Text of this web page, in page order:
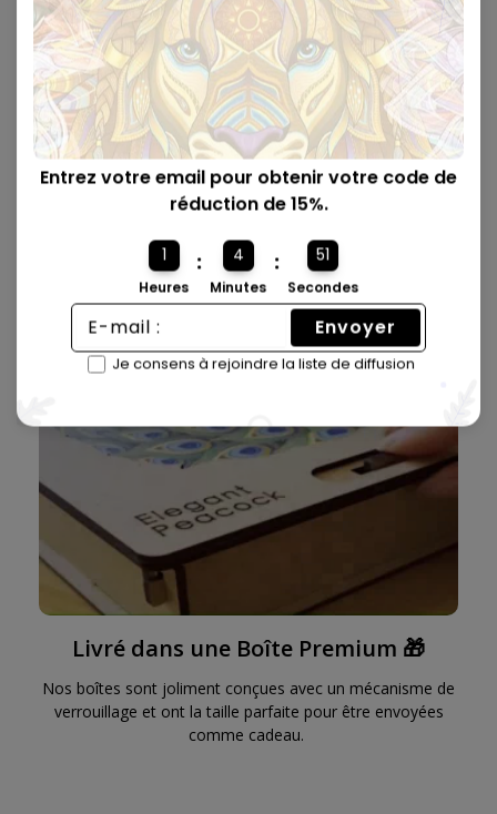
Chaque pièce est unique 🧩
Chaque pièce de puzzle en bois a sa propre forme unique
Livré dans une Boîte Premium 🎁
Nos boîtes sont joliment conçues avec un mécanisme de
verrouillage et ont la taille parfaite pour être envoyées
comme cadeau.
Entrez votre email pour obtenir votre code de
réduction de 15%.
1
Heures
: 4
Minutes
: 50
Secondes
Envoyer
Je consens à rejoindre la liste de diffusion